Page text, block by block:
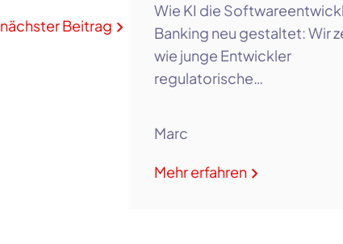
nächster Beitrag
Wie KI die
Banking neu gestaltet: Wir
wie junge Entwickler
regulatorische…
Marc
Mehr erfahren